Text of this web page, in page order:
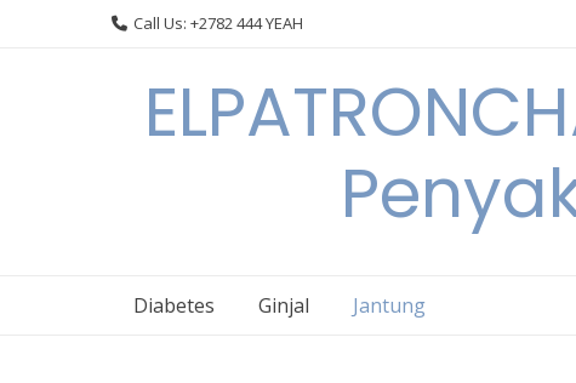
Call Us: +2782 444 YEAH
Diabetes Ginjal Jantung